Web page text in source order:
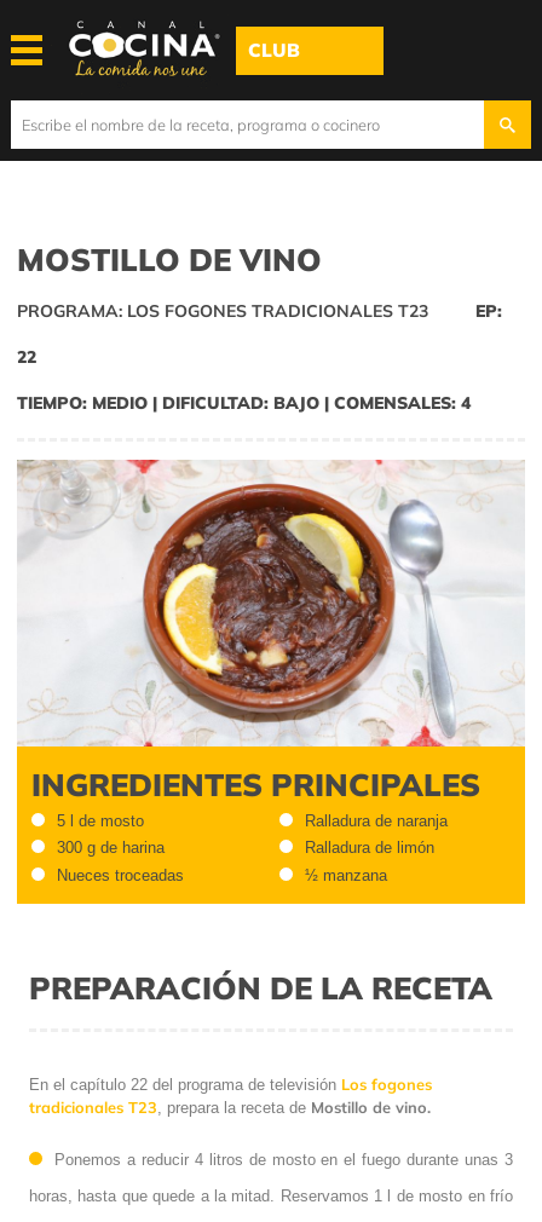
CLUB
MOSTILLO DE VINO
PROGRAMA: LOS FOGONES TRADICIONALES T23 EP:
22
TIEMPO: MEDIO | DIFICULTAD: BAJO | COMENSALES: 4
INGREDIENTES PRINCIPALES
5 l de mosto
300 g de harina
Nueces troceadas
Ralladura de naranja
Ralladura de limón
½ manzana
PREPARACIÓN DE LA RECETA
En el capítulo 22 del programa de televisión Los fogones
tradicionales T23, prepara la receta de Mostillo de vino.
Ponemos a reducir 4 litros de mosto en el fuego durante unas 3
horas, hasta que quede a la mitad. Reservamos 1 l de mosto en frío